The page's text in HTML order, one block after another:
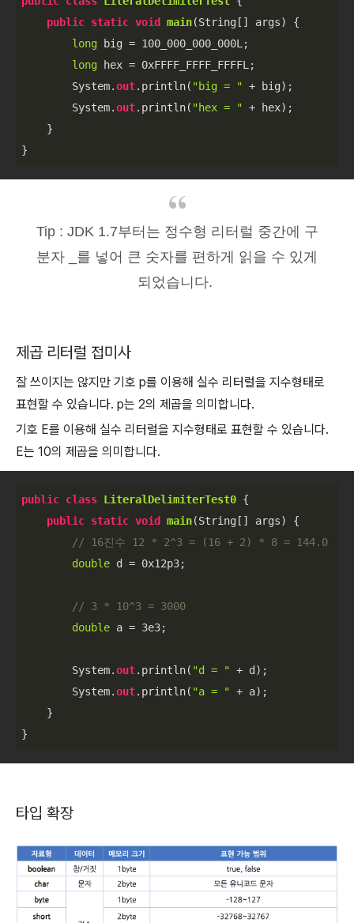
public static void main(String[] args)
{
long big = 100 _000_000_000L;
long hex = 0xFFFF _FFFF_FFFFL;
        System.
out.println( "big = " + big);
        System.
out.println( "hex = " + hex);
    }
Tip : JDK 1.7부터는 정수형 리터럴 중간에 구
분자 _를 넣어 큰 숫자를 편하게 읽을 수 있게
되었습니다.
제곱 리터럴 접미사
잘 쓰이지는 않지만 기호 p를 이용해 실수 리터럴을 지수형태로
표현할 수 있습니다. p는 2의 제곱을 의미합니다.
기호 E를 이용해 실수 리터럴을 지수형태로 표현할 수 있습니다.
E는 10의 제곱을 의미합니다.
public class LiteralDelimiterTest0 {
public static void main(String[] args)
{
// 16진수 12 * 2^3 = (16 + 2) * 8 = 144.0
double d = 0x12p3;
// 3 * 10^3 = 3000
double a = 3e3;
        System.
out.println( "d = " + d);
        System.
out.println( "a = " + a);
    }
타입 확장